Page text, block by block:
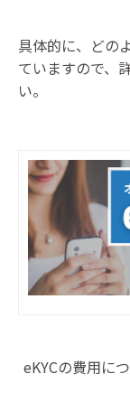
具体的に、どの
ていますので、
い。
eKYCの費用に